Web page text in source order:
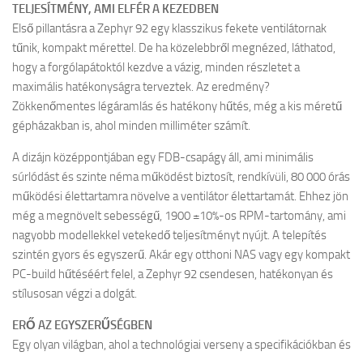
TELJESÍTMÉNY, AMI ELFÉR A KEZEDBEN
Első pillantásra a Zephyr 92 egy klasszikus fekete ventilátornak
tűnik, kompakt mérettel. De ha közelebbről megnézed, láthatod,
hogy a forgólapátoktól kezdve a vázig, minden részletet a
maximális hatékonyságra terveztek. Az eredmény?
Zökkenőmentes légáramlás és hatékony hűtés, még a kis méretű
gépházakban is, ahol minden milliméter számít.
A dizájn középpontjában egy FDB-csapágy áll, ami minimális
súrlódást és szinte néma működést biztosít, rendkívüli, 80 000 órás
működési élettartamra növelve a ventilátor élettartamát. Ehhez jön
még a megnövelt sebességű, 1900 ±10%-os RPM-tartomány, ami
nagyobb modellekkel vetekedő teljesítményt nyújt. A telepítés
szintén gyors és egyszerű. Akár egy otthoni NAS vagy egy kompakt
PC-build hűtéséért felel, a Zephyr 92 csendesen, hatékonyan és
stílusosan végzi a dolgát.
ERŐ AZ EGYSZERŰSÉGBEN
Egy olyan világban, ahol a technológiai verseny a specifikációkban és